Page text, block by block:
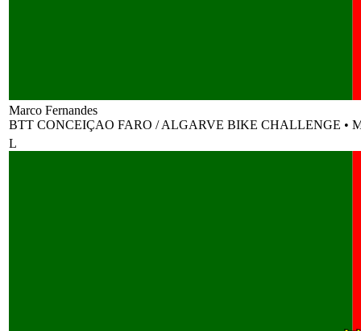
Marco Fernandes
BTT CONCEIÇAO FARO / ALGARVE BIKE CHALLENGE •
L